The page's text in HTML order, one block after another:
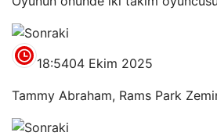
18:5404 Ekim 2025
Tammy Abraham, Rams Park